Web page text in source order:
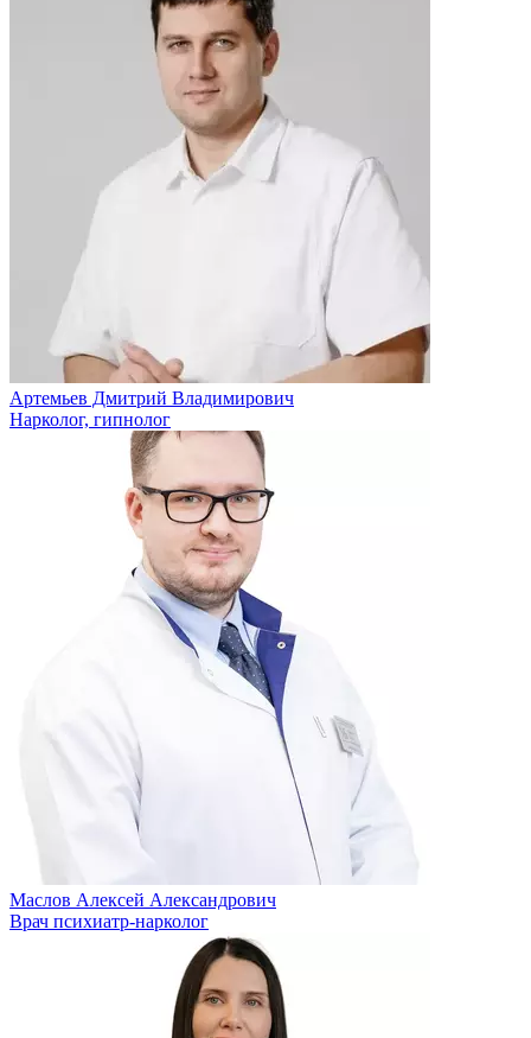
Артемьев Дмитрий Владимирович
Нарколог, гипнолог
Маслов Алексей Александрович
Врач психиатр-нарколог